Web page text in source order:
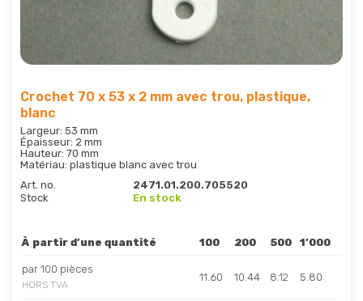
Crochet 70 x 53 x 2 mm avec trou, plastique,
blanc
Largeur: 53 mm
Épaisseur: 2 mm
Hauteur: 70 mm
Matériau: plastique blanc avec trou
Art. no.
2471.01.200.705520
Stock
En stock
À partir d’une quantité 100 200 500 1’000
par 100 pièces
HORS TVA
11.60 10.44 8.12 5.80